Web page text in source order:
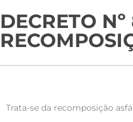
DECRETO
Trata-se da recomposição